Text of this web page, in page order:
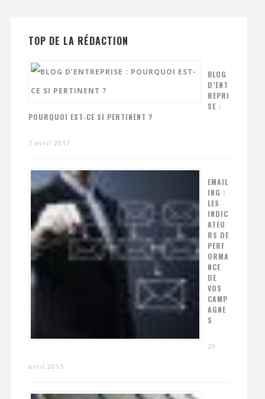
TOP DE LA RÉDACTION
BLOG
D’ENT
REPRI
SE :
POURQUOI EST-CE SI PERTINENT ?
7 avril 2017
EMAIL
ING :
LES
INDIC
ATEU
RS DE
PERF
ORMA
NCE
DE
VOS
CAMP
AGNE
S
20
avril 2015